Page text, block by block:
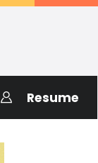
Resume